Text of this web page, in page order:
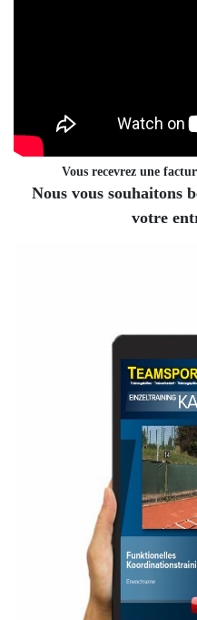
Vous recevrez une
Nous vous souhaitons
votre